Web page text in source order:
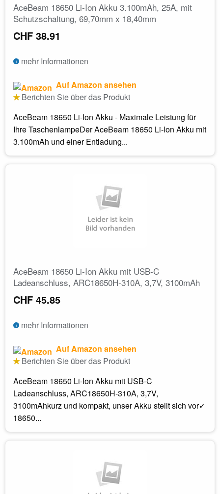
AceBeam 18650 Li-Ion Akku 3.100mAh, 25A, mit
Schutzschaltung, 69,70mm x 18,40mm
CHF 38.91
mehr Informationen
Auf Amazon ansehen
Berichten Sie über das Produkt
AceBeam 18650 Li-Ion Akku - Maximale Leistung für
Ihre TaschenlampeDer AceBeam 18650 Li-Ion Akku mit
3.100mAh und einer Entladung...
AceBeam 18650 Li-Ion Akku mit USB-C
Ladeanschluss, ARC18650H-310A, 3,7V, 3100mAh
CHF 45.85
mehr Informationen
Auf Amazon ansehen
Berichten Sie über das Produkt
AceBeam 18650 Li-Ion Akku mit USB-C
Ladeanschluss, ARC18650H-310A, 3,7V,
3100mAhkurz und kompakt, unser Akku stellt sich vor✓
18650...